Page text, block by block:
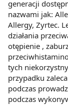
generacji
nazwami jak:
Allergy, Zyrtec.
działania
otępienie ,
tych
przypadku
podczas
podczas